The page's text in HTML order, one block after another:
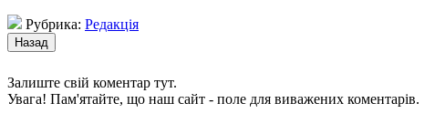
Рубрика: Редакція
Залиште свій коментар тут.
Увага! Пам'ятайте, що наш сайт - поле для виважених коментарів.